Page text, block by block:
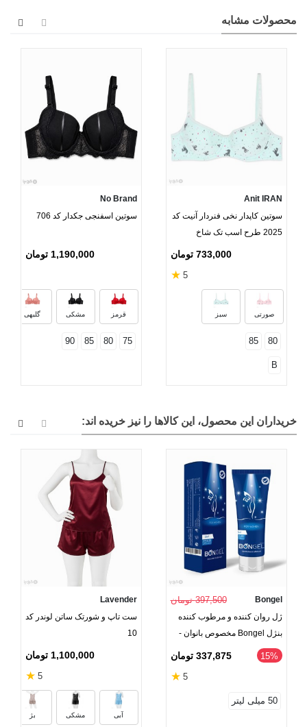
محصولات مشابه
Anit IRAN
سوتین کاپدار نخی فنردار آنیت کد
2025 طرح اسب تک شاخ
733,000 تومان
5
★
صورتی سبز
80
85
B
No Brand
سوتین اسفنجی جکدار کد 706
1,190,000 تومان
قرمز مشکی گلبهی
75
80
85
90
خریداران این محصول، این کالاها را نیز خریده اند:
Bongel 397,500 تومان
ژل روان کننده و مرطوب کننده
بنژل Bongel مخصوص بانوان -
حجم 50 میلی لیتر
‎15% 337,875 تومان
5
★
50 میلی لیتر
Lavender
ست تاپ و شورتک ساتن لوندر کد
10
1,100,000 تومان
5
★
آبی مشکی بژ